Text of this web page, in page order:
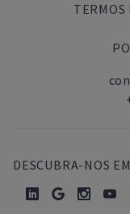
TERMOS
DESCUBRA-NOS